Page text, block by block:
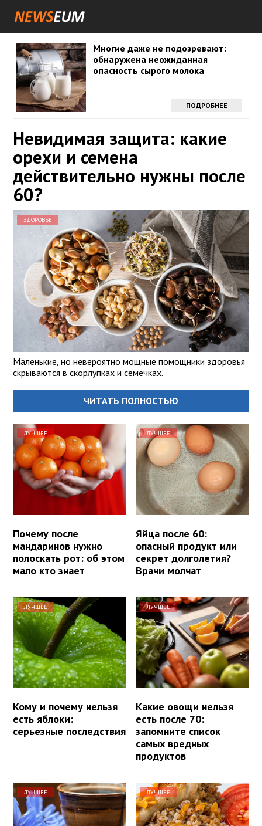
Многие даже не подозревают:
обнаружена неожиданная
опасность сырого молока
ПОДРОБНЕЕ
Невидимая защита: какие
орехи и семена
действительно нужны после
60?
ЗДОРОВЬЕ
Маленькие, но невероятно мощные помощники здоровья
скрываются в скорлупках и семечках.
ЧИТАТЬ ПОЛНОСТЬЮ
ЛУЧШЕЕ
Почему после
мандаринов нужно
полоскать рот: об этом
мало кто знает
ЛУЧШЕЕ
Яйца после 60:
опасный продукт или
секрет долголетия?
Врачи молчат
ЛУЧШЕЕ
Кому и почему нельзя
есть яблоки:
серьезные последствия
ЛУЧШЕЕ
Какие овощи нельзя
есть после 70:
запомните список
самых вредных
продуктов
ЛУЧШЕЕ ЛУЧШЕЕ